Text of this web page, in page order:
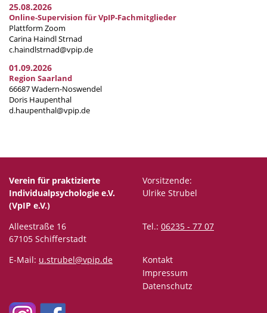
25.08.2026
Online-Supervision für VpIP-Fachmitglieder
Plattform Zoom
Carina Haindl Strnad
c.haindlstrnad@vpip.de
01.09.2026
Region Saarland
66687 Wadern-Noswendel
Doris Haupenthal
d.haupenthal@vpip.de
Verein für praktizierte
Individualpsychologie e.V.
(VpIP e.V.)
Vorsitzende:
Ulrike Strubel
Alleestraße 16
67105 Schifferstadt
Tel.: 06235 - 77 07
E-Mail: u.strubel@vpip.de
Kontakt
Impressum
Datenschutz